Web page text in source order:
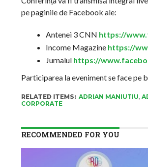
pe paginile de Facebook ale:
Antenei 3 CNN https://
Income Magazine https://
Jurnalul https://
Participarea la eveniment se face pe
RELATED ITEMS: ADRIAN MANIUTIU,
CORPORATE
RECOMMENDED FOR YOU